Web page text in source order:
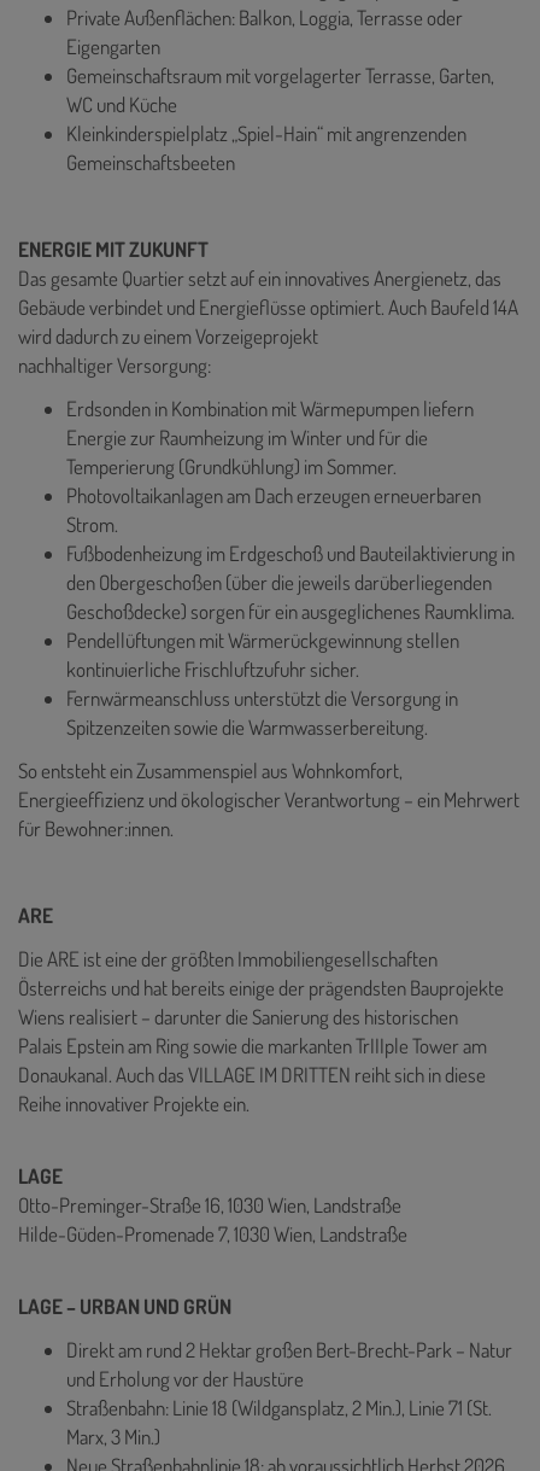
Private Außenflächen: Balkon, Loggia, Terrasse oder
Eigengarten
Gemeinschaftsraum mit vorgelagerter Terrasse, Garten,
WC und Küche
Kleinkinderspielplatz „Spiel-Hain“ mit angrenzenden
Gemeinschaftsbeeten
ENERGIE MIT ZUKUNFT
Das gesamte Quartier setzt auf ein innovatives Anergienetz, das
Gebäude verbindet und Energieflüsse optimiert. Auch Baufeld 14A
wird dadurch zu einem Vorzeigeprojekt
nachhaltiger Versorgung:
Erdsonden in Kombination mit Wärmepumpen liefern
Energie zur Raumheizung im Winter und für die
Temperierung (Grundkühlung) im Sommer.
Photovoltaikanlagen am Dach erzeugen erneuerbaren
Strom.
Fußbodenheizung im Erdgeschoß und Bauteilaktivierung in
den Obergeschoßen (über die jeweils darüberliegenden
Geschoßdecke) sorgen für ein ausgeglichenes Raumklima.
Pendellüftungen mit Wärmerückgewinnung stellen
kontinuierliche Frischluftzufuhr sicher.
Fernwärmeanschluss unterstützt die Versorgung in
Spitzenzeiten sowie die Warmwasserbereitung.
So entsteht ein Zusammenspiel aus Wohnkomfort,
Energieeffizienz und ökologischer Verantwortung – ein Mehrwert
für Bewohner:innen.
ARE
Die ARE ist eine der größten Immobiliengesellschaften
Österreichs und hat bereits einige der prägendsten Bauprojekte
Wiens realisiert – darunter die Sanierung des historischen
Palais Epstein am Ring sowie die markanten TrIIIple Tower am
Donaukanal. Auch das VILLAGE IM DRITTEN reiht sich in diese
Reihe innovativer Projekte ein.
LAGE
Otto-Preminger-Straße 16, 1030 Wien, Landstraße
Hilde-Güden-Promenade 7, 1030 Wien, Landstraße
LAGE – URBAN UND GRÜN
Direkt am rund 2 Hektar großen Bert-Brecht-Park – Natur
und Erholung vor der Haustüre
Straßenbahn: Linie 18 (Wildgansplatz, 2 Min.), Linie 71 (St.
Marx, 3 Min.)
Neue Straßenbahnlinie 18: ab voraussichtlich Herbst 2026